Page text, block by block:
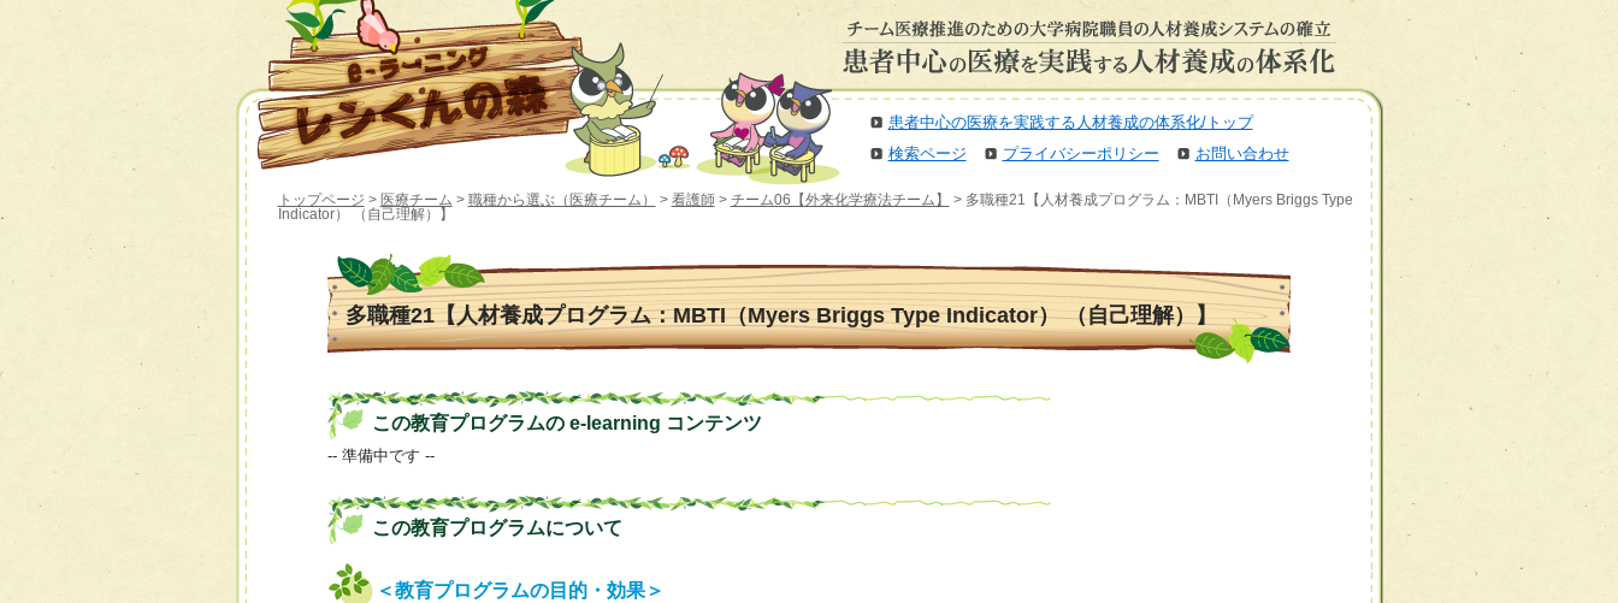
患者中心の医療を実践する人材養成の体系化/トップ
検索ページ
プライバシーポリシー お問い合わせ
トップページ > 医療チーム > 職種から選ぶ（医療チーム） > 看護師> チーム06【外来化学療法チーム】
> 多職種21【人材養成プログラム：MBTI（Myers Briggs Type
Indicator） （自己理解）】
多職種21【人材養成プログラム：MBTI（Myers Briggs Type Indicator） （自己理解）】
この教育プログラムの e-learning コンテンツ
-- 準備中です --
この教育プログラムについて
＜教育プログラムの目的・効果＞